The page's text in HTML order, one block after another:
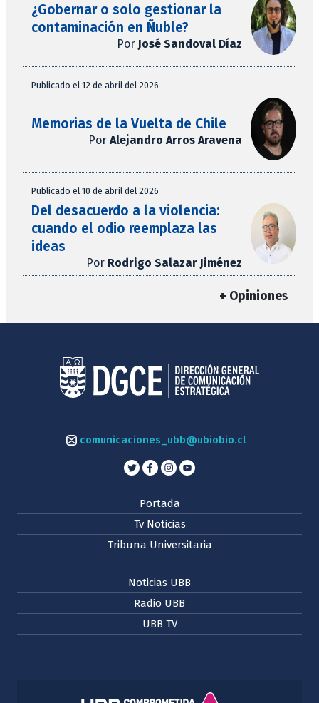
¿Gobernar o solo gestionar la
contaminación en Ñuble?
Por José Sandoval Díaz
Publicado el 12 de abril del 2026
Memorias de la Vuelta de Chile
Por Alejandro Arros Aravena
Publicado el 10 de abril del 2026
Del desacuerdo a la violencia:
cuando el odio reemplaza las
ideas
Por Rodrigo Salazar Jiménez
+ Opiniones
comunicaciones_ubb@ubiobio.cl
Portada
Tv Noticias
Tribuna Universitaria
Noticias UBB
Radio UBB
UBB TV